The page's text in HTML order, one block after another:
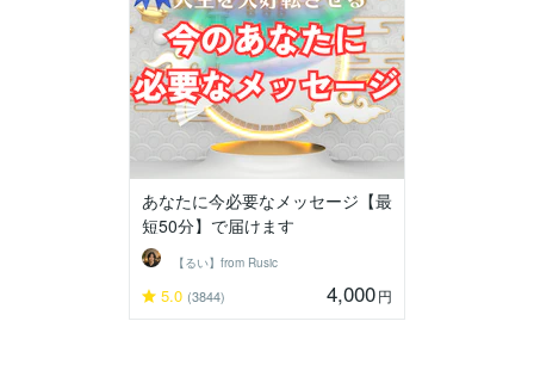
あなたに今必要なメッセージ【最
短50分】で届けます
【るい】from Rusic
5.0 (3844) 4,000円